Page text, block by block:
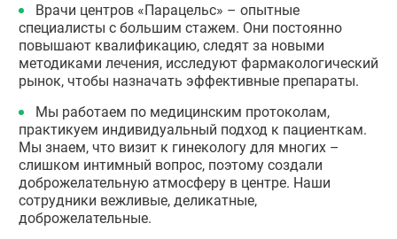
Врачи центров «Парацельс» – опытные
специалисты с большим стажем. Они постоянно
повышают квалификацию, следят за новыми
методиками лечения, исследуют фармакологический
рынок, чтобы назначать эффективные препараты.
Мы работаем по медицинским протоколам,
практикуем индивидуальный подход к пациенткам.
Мы знаем, что визит к гинекологу для многих –
слишком интимный вопрос, поэтому создали
доброжелательную атмосферу в центре. Наши
сотрудники вежливые, деликатные,
доброжелательные.